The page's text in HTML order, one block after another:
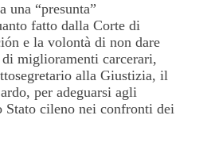
una “presunta”
fatto dalla Corte di
e la volontà di non dare
miglioramenti carcerari,
alla Giustizia, il
per adeguarsi agli
cileno nei confronti dei